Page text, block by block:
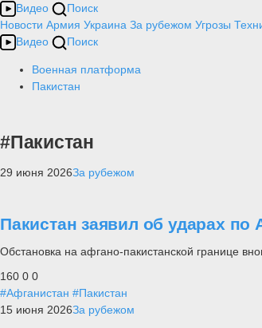
Видео
Поиск
Новости Армия Украина За рубежом Угрозы
Видео
Поиск
Военная платформа
Пакистан
#Пакистан
29 июня 2026За рубежом
Пакистан заявил об ударах
Обстановка на афгано-пакистанской границе
160 0 0
#Афганистан #Пакистан
15 июня 2026За рубежом